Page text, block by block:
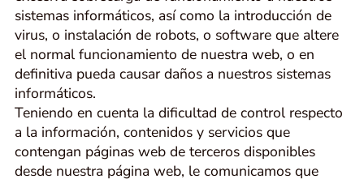
sistemas informáticos, así como la introducción de
virus, o instalación de robots, o software que altere
el normal funcionamiento de nuestra web, o en
definitiva pueda causar daños a nuestros sistemas
informáticos.
Teniendo en cuenta la dificultad de control respecto
a la información, contenidos y servicios que
contengan páginas web de terceros disponibles
desde nuestra página web, le comunicamos que